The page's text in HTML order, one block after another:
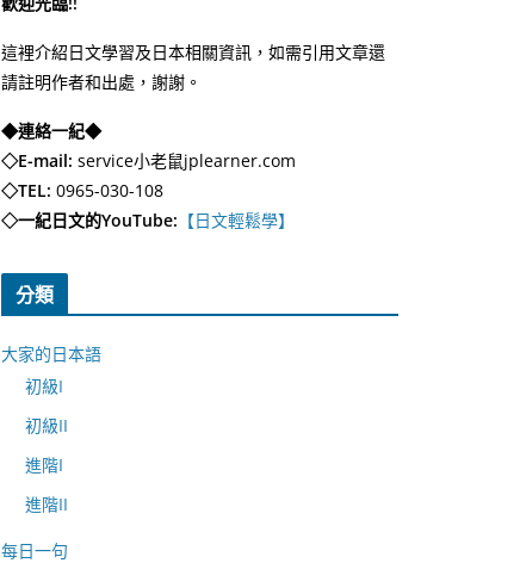
這裡介紹日文學習及日本相關資訊，如需引用文章還
請註明作者和出處，謝謝。
◆連絡一紀◆
◇E-mail: service小老鼠jplearner.com
◇TEL: 0965-030-108
◇一紀日文的YouTube: 【日文輕鬆學】
分類
大家的日本語
初級I
初級II
進階I
進階II
每日一句